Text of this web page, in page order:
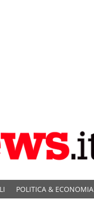
POLITICA & ECONOMIA